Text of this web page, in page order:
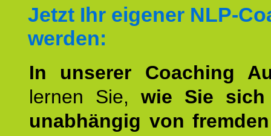
Jetzt Ihr eigener NLP-
werden:
In unserer Coaching
lernen Sie, wie Sie
unabhängig von